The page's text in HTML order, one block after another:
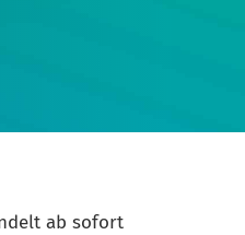
ab sofort